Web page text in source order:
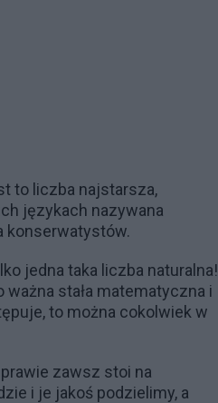
to liczba najstarsza,
językach nazywana
konserwatystów.
jedna taka liczba naturalna!
stała matematyczna i
to można cokolwiek w
zawsz stoi na
i je jakoś podzielimy, a